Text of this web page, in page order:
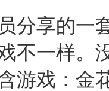
分享的一
不一样。
游戏：金